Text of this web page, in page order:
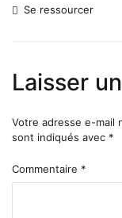
de
l’article
Se ressourcer
Laisser
Votre adresse e-mail
sont indiqués avec *
Commentaire *